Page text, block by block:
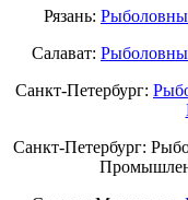
Рязань:
Салават:
Санкт-Петербург:
Санкт-Петербург: